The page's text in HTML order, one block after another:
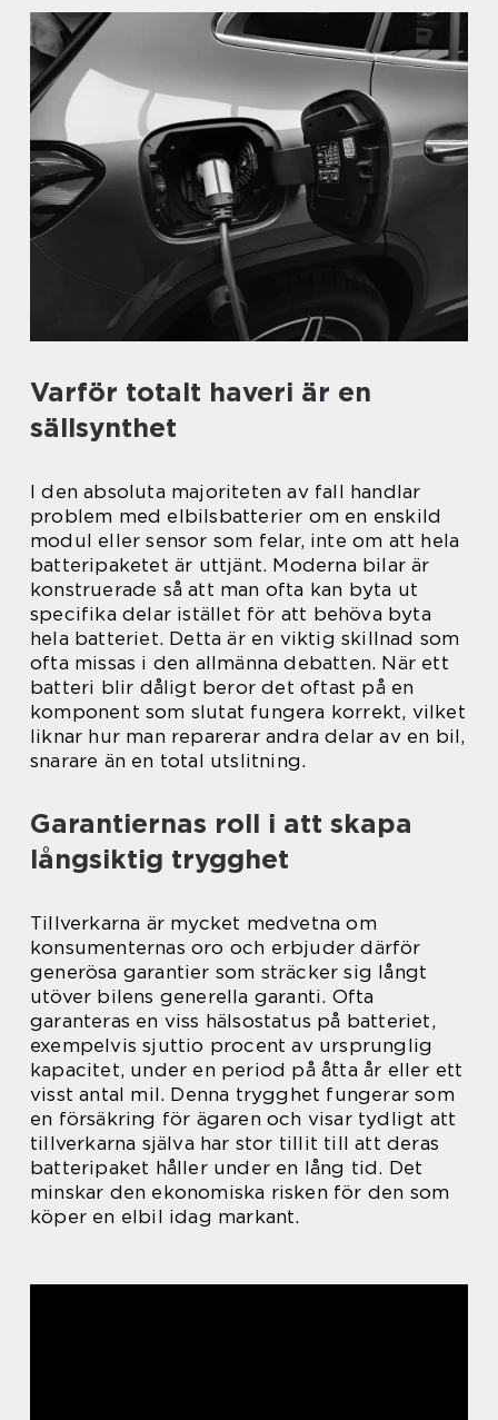
Varför totalt haveri är en
sällsynthet
I den absoluta majoriteten av fall handlar
problem med elbilsbatterier om en enskild
modul eller sensor som felar, inte om att hela
batteripaketet är uttjänt. Moderna bilar är
konstruerade så att man ofta kan byta ut
specifika delar istället för att behöva byta
hela batteriet. Detta är en viktig skillnad som
ofta missas i den allmänna debatten. När ett
batteri blir dåligt beror det oftast på en
komponent som slutat fungera korrekt, vilket
liknar hur man reparerar andra delar av en bil,
snarare än en total utslitning.
Garantiernas roll i att skapa
långsiktig trygghet
Tillverkarna är mycket medvetna om
konsumenternas oro och erbjuder därför
generösa garantier som sträcker sig långt
utöver bilens generella garanti. Ofta
garanteras en viss hälsostatus på batteriet,
exempelvis sjuttio procent av ursprunglig
kapacitet, under en period på åtta år eller ett
visst antal mil. Denna trygghet fungerar som
en försäkring för ägaren och visar tydligt att
tillverkarna själva har stor tillit till att deras
batteripaket håller under en lång tid. Det
minskar den ekonomiska risken för den som
köper en elbil idag markant.